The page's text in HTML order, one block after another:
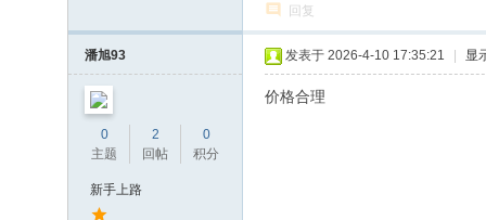
回复
潘旭93
0
主题
2
回帖
0
积分
新手上路
发表于 2026-4-10 17:35:21 显
价格合理